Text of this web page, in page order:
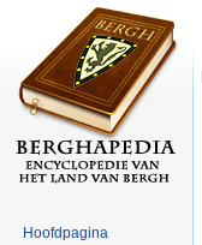
Hoofdpagina